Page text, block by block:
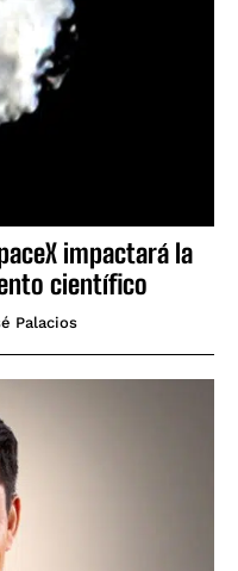
impactará la
científico
Palacios